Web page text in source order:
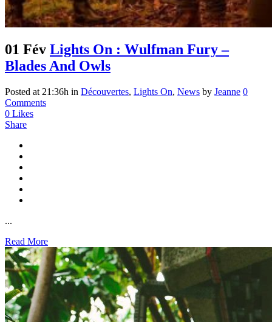
01 Fév Lights On : Wulfman Fury –
Blades And Owls
Posted at 21:36h in Découvertes, Lights On, News by Jeanne 0
Comments
0 Likes
Share
...
Read More